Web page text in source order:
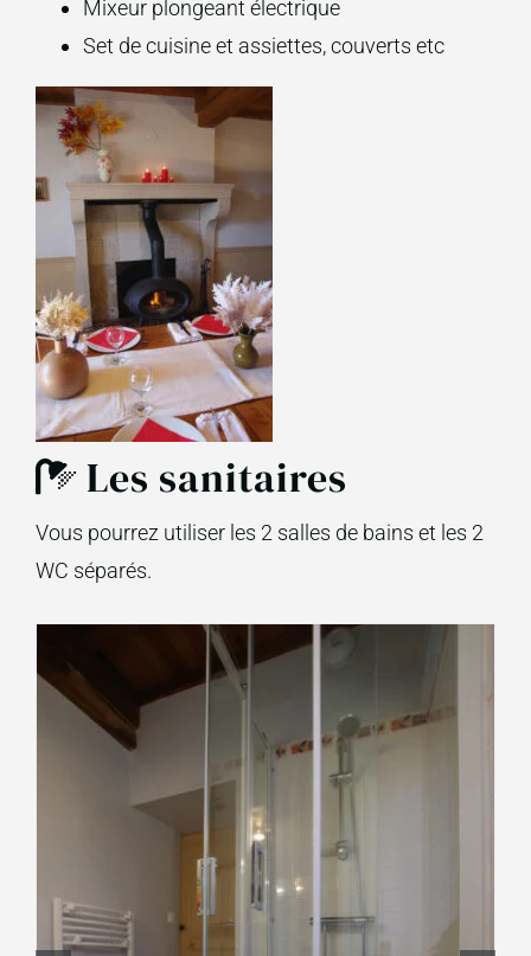
Mixeur plongeant électrique
Set de cuisine et assiettes, couverts etc
Les sanitaires
Vous pourrez utiliser les 2 salles de bains et les 2
WC séparés.